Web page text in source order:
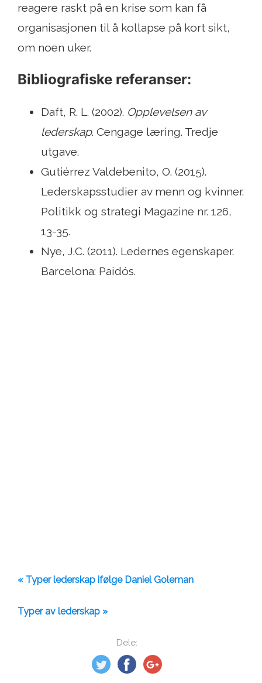
Dele:
reagere raskt på en krise som kan få
organisasjonen til å kollapse på kort sikt,
om noen uker.
Bibliografiske referanser:
Daft, R. L. (2002). Opplevelsen av
lederskap. Cengage læring. Tredje
utgave.
Gutiérrez Valdebenito, O. (2015).
Lederskapsstudier av menn og kvinner.
Politikk og strategi Magazine nr. 126,
13-35.
Nye, J.C. (2011). Ledernes egenskaper.
Barcelona: Paidós.
« Typer lederskap ifølge Daniel Goleman
Typer av lederskap »